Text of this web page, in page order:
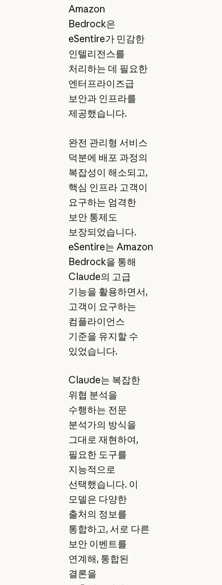
Amazon
Bedrock은
eSentire가 민감한
인텔리전스를
처리하는 데 필요한
엔터프라이즈급
보안과 인프라를
제공했습니다.
완전 관리형 서비스
덕분에 배포 과정의
복잡성이 해소되고,
핵심 인프라 고객이
요구하는 엄격한
보안 통제도
보장되었습니다.
eSentire는 Amazon
Bedrock을 통해
Claude의 고급
기능을 활용하면서,
고객이 요구하는
컴플라이언스
기준을 유지할 수
있었습니다.
Claude는 복잡한
위협 분석을
수행하는 전문
분석가의 방식을
그대로 재현하여,
필요한 도구를
지능적으로
선택했습니다. 이
모델은 다양한
출처의 정보를
통합하고, 서로 다른
보안 이벤트를
연계해, 통합된
결론을